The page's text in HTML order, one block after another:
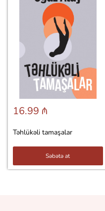
16.99 ₼
Təhlükəli tamaşalar
Səbətə at